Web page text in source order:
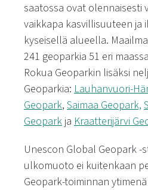
saatossa ovat olennaisesti
vaikkapa kasvillisuuteen ja
kyseisellä alueella.
241 geoparkia 51 eri
Rokua Geoparkin lisäksi
Geoparkia: Lauhanvuori-
Geopark, Saimaa Geopark,
Geopark ja Kraatterijärvi
Unescon Global Geopark -
ulkomuoto ei kuitenkaan
Geopark-toiminnan